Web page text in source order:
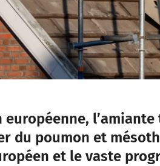
européenne,
du poumon et
et le vaste